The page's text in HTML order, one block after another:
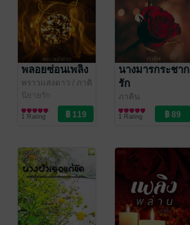
พลอยซ่อนเพลิง
พราวแสงดาว / ภาคิ
นิยายรัก
1 Rating
นางมารกระชาก
รัก
ภาคิน
นิยายรัก
1 Rating